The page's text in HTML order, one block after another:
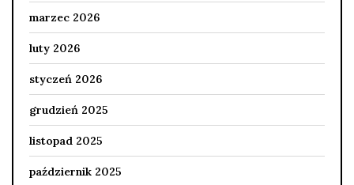
marzec 2026
luty 2026
styczeń 2026
grudzień 2025
listopad 2025
październik 2025